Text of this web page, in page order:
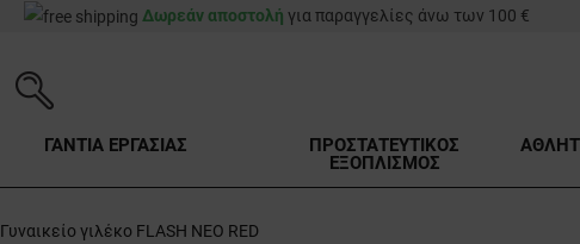
Δωρεάν αποστολή για παραγγελίες άνω των 100 €
ΓΑΝΤΙΑ ΕΡΓΑΣΙΑΣ
ΠΡΟΣΤΑΤΕΥΤΙΚΟΣ
ΕΞΟΠΛΙΣΜΟΣ
Γυναικείο γιλέκο FLASH NEO RED